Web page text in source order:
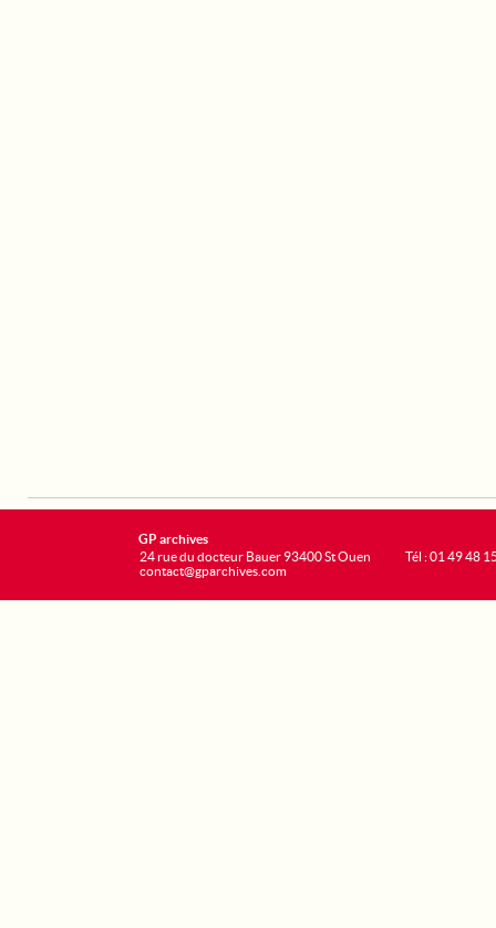
GP archives
24 rue du docteur Bauer 93400 St Ouen
contact@gparchives.com
Tél : 01 49 48